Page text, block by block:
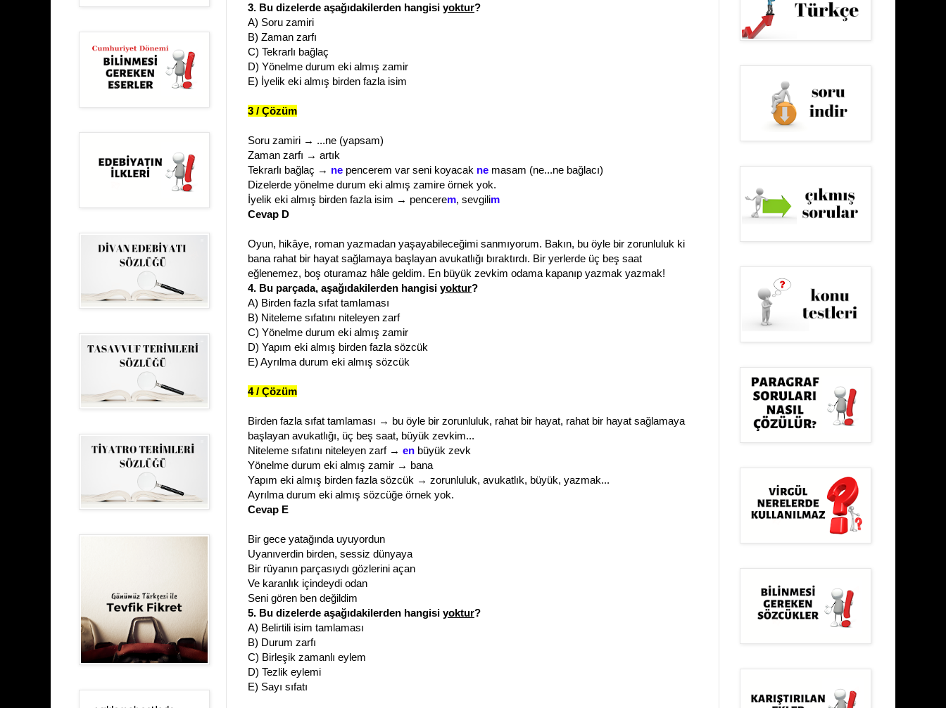
3. Bu dizelerde aşağıdakilerden hangisi yoktur?
A) Soru zamiri
B) Zaman zarfı
C) Tekrarlı bağlaç
D) Yönelme durum eki almış zamir
E) İyelik eki almış birden fazla isim
3 / Çözüm
Soru zamiri → ...ne (yapsam)
Zaman zarfı → artık
Tekrarlı bağlaç → ne pencerem var seni koyacak ne masam (ne...ne bağlacı)
Dizelerde yönelme durum eki almış zamire örnek yok.
İyelik eki almış birden fazla isim → pencerem, sevgilim
Cevap D
Oyun, hikâye, roman yazmadan yaşayabileceğimi sanmıyorum. Bakın, bu öyle bir zorunluluk ki
bana rahat bir hayat sağlamaya başlayan avukatlığı bıraktırdı. Bir yerlerde üç beş saat
eğlenemez, boş oturamaz hâle geldim. En büyük zevkim odama kapanıp yazmak yazmak!
4. Bu parçada, aşağıdakilerden hangisi yoktur?
A) Birden fazla sıfat tamlaması
B) Niteleme sıfatını niteleyen zarf
C) Yönelme durum eki almış zamir
D) Yapım eki almış birden fazla sözcük
E) Ayrılma durum eki almış sözcük
4 / Çözüm
Birden fazla sıfat tamlaması → bu öyle bir zorunluluk, rahat bir hayat, rahat bir hayat sağlamaya
başlayan avukatlığı, üç beş saat, büyük zevkim...
Niteleme sıfatını niteleyen zarf → en büyük zevk
Yönelme durum eki almış zamir → bana
Yapım eki almış birden fazla sözcük → zorunluluk, avukatlık, büyük, yazmak...
Ayrılma durum eki almış sözcüğe örnek yok.
Cevap E
Bir gece yatağında uyuyordun
Uyanıverdin birden, sessiz dünyaya
Bir rüyanın parçasıydı gözlerini açan
Ve karanlık içindeydi odan
Seni gören ben değildim
5. Bu dizelerde aşağıdakilerden hangisi yoktur?
A) Belirtili isim tamlaması
B) Durum zarfı
C) Birleşik zamanlı eylem
D) Tezlik eylemi
E) Sayı sıfatı